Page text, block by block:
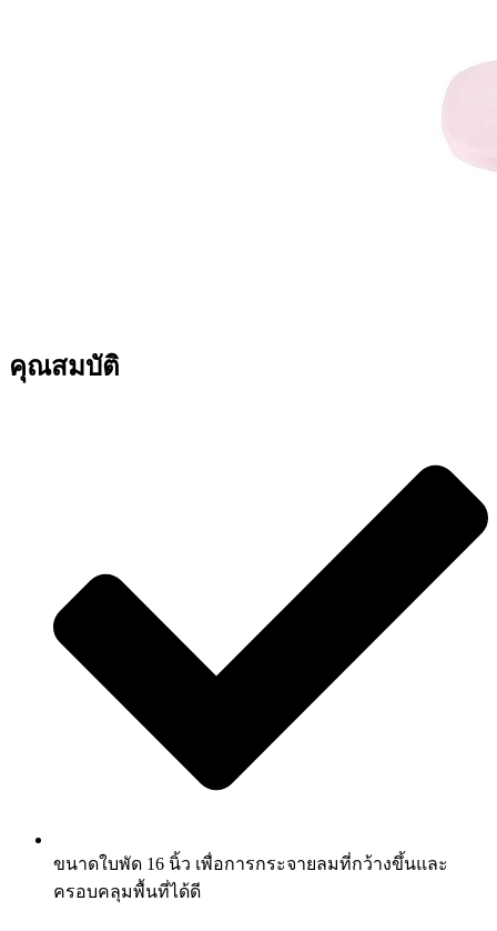
คุณสมบัติ
ขนาดใบพัด 16 นิ้ว เพื่อการกระจายลมที่กว้างขึ้นและ
ครอบคลุมพื้นที่ได้ดี